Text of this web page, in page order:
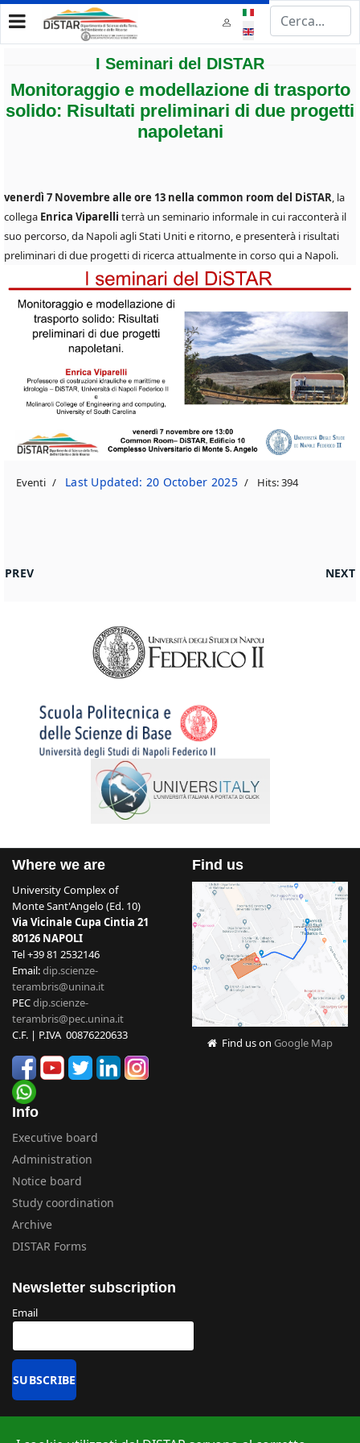
Select your language
I Seminari del DISTAR
Monitoraggio e modellazione di trasporto
solido: Risultati preliminari di due progetti
napoletani
venerdì 7 Novembre alle ore 13 nella common room del DiSTAR, la
collega Enrica Viparelli terrà un seminario informale in cui racconterà il
suo percorso, da Napoli agli Stati Uniti e ritorno, e presenterà i risultati
preliminari di due progetti di ricerca attualmente in corso qui a Napoli.
Eventi Last Updated: 20 October 2025 Hits: 394
PREVIOUS ARTICLE: FUTURO AL LAVORO: COMPETENZE,
PREV NEXT
Where we are
University Complex of
Monte Sant'Angelo (Ed. 10)
Via Vicinale Cupa Cintia 21
80126 NAPOLI
Tel +39 81 2532146
Email:dip.scienze-
terambris@unina.it
PECdip.scienze-
terambris@pec.unina.it
C.F. | P.IVA 00876220633
Find us
Find us on Google Map
Info
Executive board
Administration
Notice board
Study coordination
Archive
DISTAR Forms
Newsletter subscription
Email